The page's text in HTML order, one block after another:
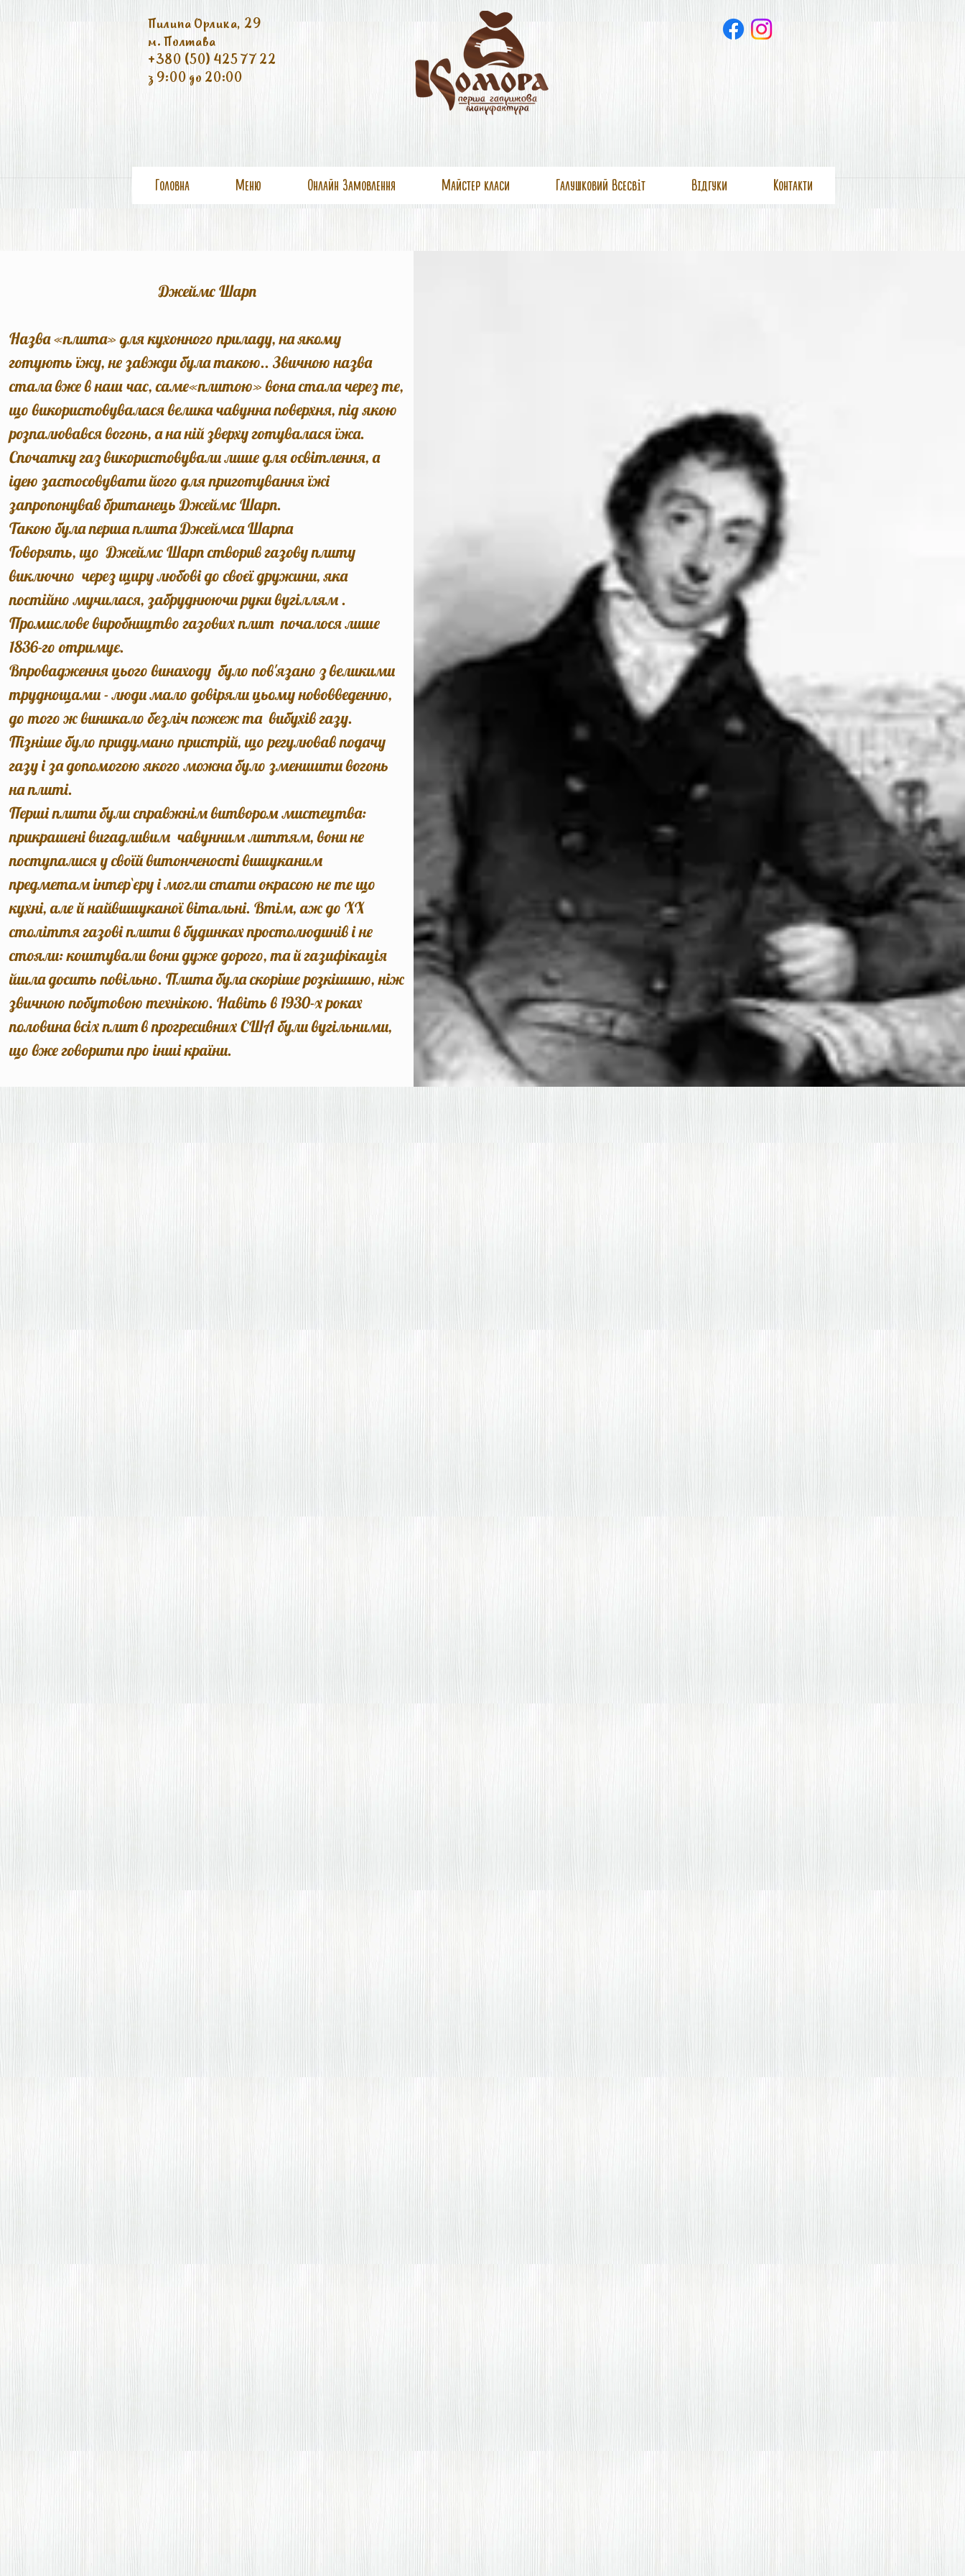
Пилипа Орлика, 29
м. Полтава
+380 (50) 425 77 22
з 9:00 до 20:00
Головна Меню Онлайн Замовлення Майстер класи Галушковий Всесвіт Вiдгуки Контакти
Джеймс Шарп
Назва «плита» для кухонного приладу, на якому
готують їжу, не завжди була такою.. Звичною назва
стала вже в наш час, саме«плитою» вона стала через те,
що використовувалася велика чавунна поверхня, під якою
розпалювався вогонь, а на ній зверху готувалася їжа.
Спочатку газ використовували лише для освітлення, а
ідею застосовувати його для приготування їжі
запропонував британець Джеймс Шарп.
Такою була перша плита Джеймса Шарпа
Говорять, що Джеймс Шарп створив газову плиту
виключно через щиру любові до своєї дружини, яка
постійно мучилася, забруднюючи руки вугіллям .
Промислове виробництво газових плит почалося лише
1836-го отримує.
Впровадження цього винаходу було пов'язано з великими
труднощами - люди мало довіряли цьому нововведенню,
до того ж виникало безліч пожеж та вибухів газу.
Пізніше було придумано пристрій, що регулював подачу
газу і за допомогою якого можна було зменшити вогонь
на плиті.
Перші плити були справжнім витвором мистецтва:
прикрашені вигадливим чавунним литтям, вони не
поступалися у своїй витонченості вишуканим
предметам інтер`єру і могли стати окрасою не те що
кухні, але й найвишуканої вітальні. Втім, аж до XX
століття газові плити в будинках простолюдинів і не
стояли: коштували вони дуже дорого, та й газифікація
йшла досить повільно. Плита була скоріше розкішшю, ніж
звичною побутовою технікою. Навіть в 1930-х роках
половина всіх плит в прогресивних США були вугільними,
що вже говорити про інші країни.